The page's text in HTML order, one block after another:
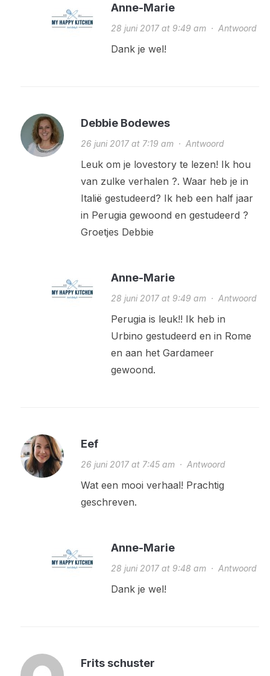
Anne-Marie
28 juni 2017 at 9:49 am· Antwoord
Dank je wel!
Debbie Bodewes
26 juni 2017 at 7:19 am· Antwoord
Leuk om je lovestory te lezen! Ik hou
van zulke verhalen ?. Waar heb je in
Italië gestudeerd? Ik heb een half jaar
in Perugia gewoond en gestudeerd ?
Groetjes Debbie
Anne-Marie
28 juni 2017 at 9:49 am· Antwoord
Perugia is leuk!! Ik heb in
Urbino gestudeerd en in Rome
en aan het Gardameer
gewoond.
Eef
26 juni 2017 at 7:45 am· Antwoord
Wat een mooi verhaal! Prachtig
geschreven.
Anne-Marie
28 juni 2017 at 9:48 am· Antwoord
Dank je wel!
Frits schuster